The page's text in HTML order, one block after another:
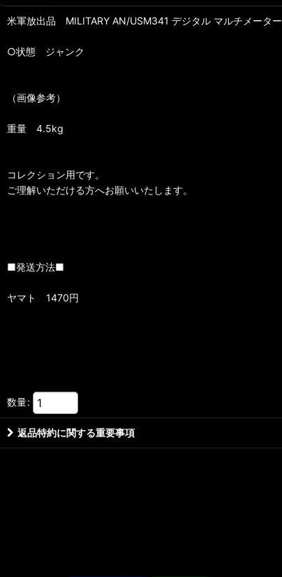
米軍放出品 MILITARY AN/USM341 デジタル マルチメーター
○状態 ジャンク
（画像参考）
重量 4.5kg
コレクション用です。
ご理解いただける方へお願いいたします。
■発送方法■
ヤマト 1470円
数量:
返品特約に関する重要事項